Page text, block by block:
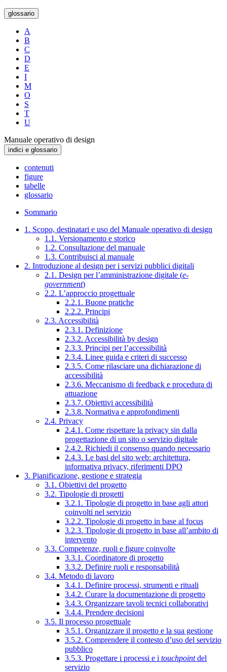
glossario
A
B
C
D
E
I
M
O
S
T
U
Manuale operativo di design
indici e glossario
contenuti
figure
tabelle
glossario
Sommario
1. Scopo, destinatari e uso del Manuale operativo di design
1.1. Versionamento e storico
1.2. Consultazione del manuale
1.3. Contribuisci al manuale
2. Introduzione al design per i servizi pubblici digitali
2.1. Design per l’amministrazione digitale (e-
government)
2.2. L’approccio progettuale
2.2.1. Buone pratiche
2.2.2. Principi
2.3. Accessibilità
2.3.1. Definizione
2.3.2. Accessibilità by design
2.3.3. Principi per l’accessibilità
2.3.4. Linee guida e criteri di successo
2.3.5. Come rilasciare una dichiarazione di
accessibilità
2.3.6. Meccanismo di feedback e procedura di
attuazione
2.3.7. Obiettivi accessibilità
2.3.8. Normativa e approfondimenti
2.4. Privacy
2.4.1. Come rispettare la privacy sin dalla
progettazione di un sito o servizio digitale
2.4.2. Richiedi il consenso quando necessario
2.4.3. Le basi del sito web: architettura,
informativa privacy, riferimenti DPO
3. Pianificazione, gestione e strategia
3.1. Obiettivi del progetto
3.2. Tipologie di progetti
3.2.1. Tipologie di progetto in base agli attori
coinvolti nel servizio
3.2.2. Tipologie di progetto in base al focus
3.2.3. Tipologie di progetto in base all’ambito di
intervento
3.3. Competenze, ruoli e figure coinvolte
3.3.1. Coordinatore di progetto
3.3.2. Definire ruoli e responsabilità
3.4. Metodo di lavoro
3.4.1. Definire processi, strumenti e rituali
3.4.2. Curare la documentazione di progetto
3.4.3. Organizzare tavoli tecnici collaborativi
3.4.4. Prendere decisioni
3.5. Il processo progettuale
3.5.1. Organizzare il progetto e la sua gestione
3.5.2. Comprendere il contesto d’uso del servizio
pubblico
3.5.3. Progettare i processi e i touchpointdel
servizio